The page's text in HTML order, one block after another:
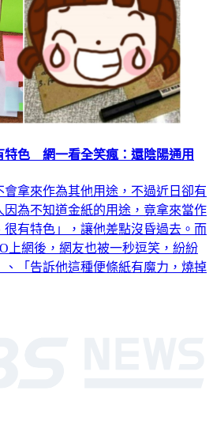
特色 網一看全笑瘋：還陰陽通用
拿來作為其他用途，不過近日卻有
為不知道金紙的用途，竟拿來當作
有特色」，讓他差點沒昏過去。而
上網後，網友也被一秒逗笑，紛紛
「告訴他這種便條紙有魔力，燒掉